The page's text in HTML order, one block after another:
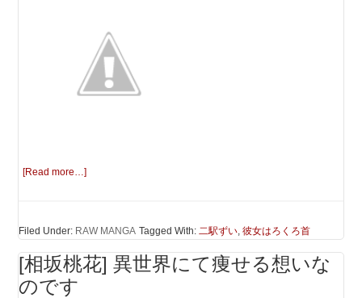
[Read more…]
Filed Under: RAW MANGA Tagged With:二駅ずい,彼女はろくろ首
[相坂桃花] 異世界にて痩せる想いな
のです